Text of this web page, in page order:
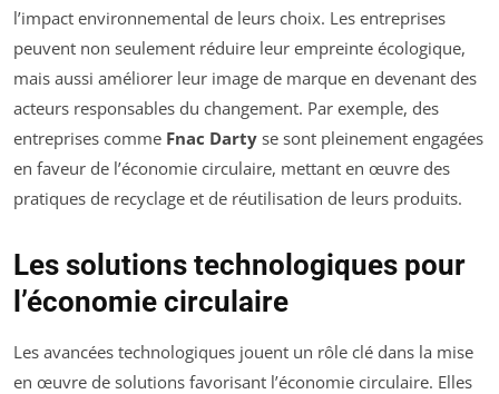
l’impact environnemental de leurs choix. Les entreprises
peuvent non seulement réduire leur empreinte écologique,
mais aussi améliorer leur image de marque en devenant des
acteurs responsables du changement. Par exemple, des
entreprises comme Fnac Darty se sont pleinement engagées
en faveur de l’économie circulaire, mettant en œuvre des
pratiques de recyclage et de réutilisation de leurs produits.
Les solutions technologiques pour
l’économie circulaire
Les avancées technologiques jouent un rôle clé dans la mise
en œuvre de solutions favorisant l’économie circulaire. Elles